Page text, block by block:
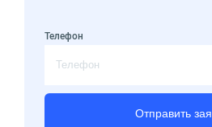
Телефон
Отправить